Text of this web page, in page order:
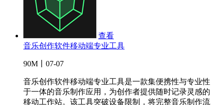
查看
音乐创作软件移动端专业工具
90M丨07-07
音乐创作软件移动端专业工具是一款集便携性与专业性
于一体的音乐制作应用，为创作者提供随时记录灵感的
移动工作站。该工具突破设备限制，将完整音乐制作流